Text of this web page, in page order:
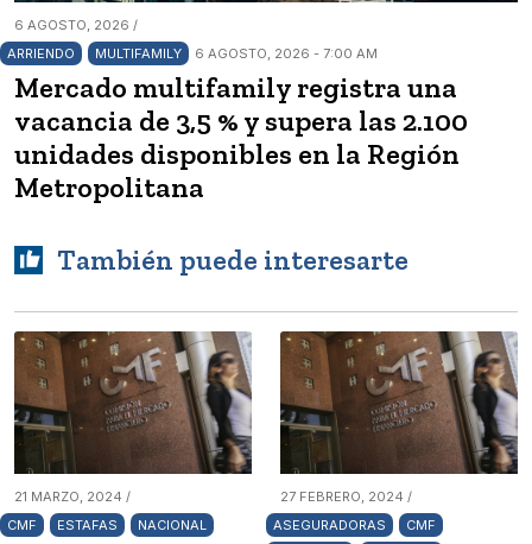
6 AGOSTO, 2026 /
ARRIENDO
MULTIFAMILY 6 AGOSTO, 2026 - 7:00 AM
Mercado multifamily registra una
vacancia de 3,5 % y supera las 2.100
unidades disponibles en la Región
Metropolitana
También puede interesarte
21 MARZO, 2024 /
CMF
ESTAFAS
NACIONAL
27 FEBRERO, 2024 /
ASEGURADORAS
CMF